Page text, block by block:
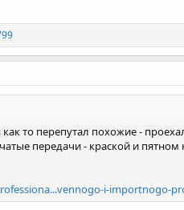
то перепутал похожие -
передачи - краской и пятном
i-importnogo-